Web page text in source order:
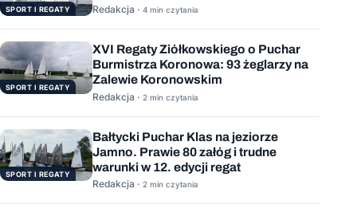
SPORT I REGATY Redakcja · 4 min czytania
SPORT I REGATY
XVI Regaty Ziółkowskiego o Puchar
Burmistrza Koronowa: 93 żeglarzy na
Zalewie Koronowskim
Redakcja · 2 min czytania
SPORT I REGATY
Bałtycki Puchar Klas na jeziorze
Jamno. Prawie 80 załóg i trudne
warunki w 12. edycji regat
Redakcja · 2 min czytania